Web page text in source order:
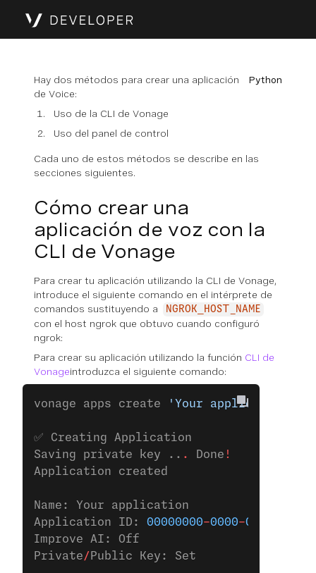
Python
Hay dos métodos para crear una aplicación
de Voice:
Uso de la CLI de Vonage
Uso del panel de control
Cada uno de estos métodos se describe en las
secciones siguientes.
Cómo crear una
aplicación de voz con la
CLI de Vonage
Para crear tu aplicación utilizando la CLI de Vonage,
introduce el siguiente comando en el intérprete de
comandos sustituyendo a
NGROK_HOST_NAME
con el host ngrok que obtuvo cuando configuró
ngrok:
Para crear su aplicación utilizando la función CLI de
Vonageintroduzca el siguiente comando:
vonage apps create 'Your application'
✅ Creating Application
Saving private key .. . Done !
Application created
Name: Your application
Application ID: 00000000-0000-0000
Improve AI: Off
Private/ Public Key: Set